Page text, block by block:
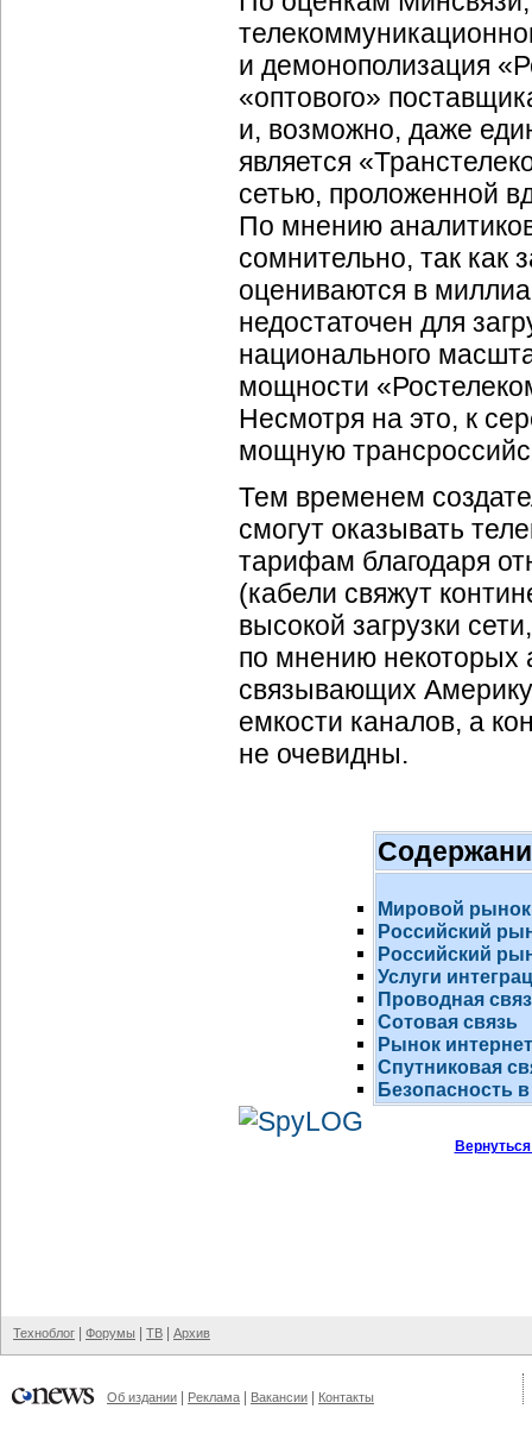
и демонополизация
«оптового»
и, возможно, даже
является
сетью, проложенной
По мнению
сомнительно, так как
оцениваются в
недостаточен для
национального
мощности
Несмотря на это, к
мощную
Тем временем
смогут оказывать
тарифам благодаря
(кабели свяжут
высокой загрузки
по мнению некоторых
связывающих
емкости каналов, а
не очевидны.
Мировой рынок
Российский
Российский
Услуги
Проводная
Сотовая связь
Рынок
Спутниковая
Безопасность
Техноблог Форумы ТВ Архив
Об издании Реклама Вакансии Контакты